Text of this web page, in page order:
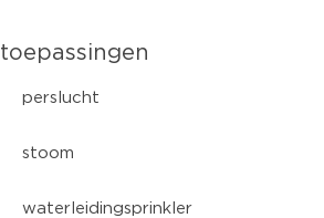
toepassingen
perslucht
stoom
waterleidingsprinkler